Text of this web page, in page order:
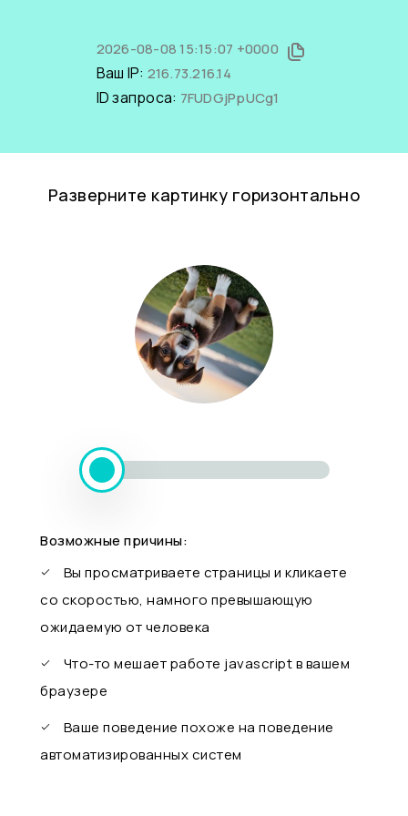
2026-08-08 15:15:07 +0000
Ваш IP: 216.73.216.14
ID запроса: 7FUDGjPpUCg1
Разверните картинку горизонтально
Возможные причины:
Вы просматриваете страницы и кликаете
со скоростью, намного превышающую
ожидаемую от человека
Что-то мешает работе javascript в вашем
браузере
Ваше поведение похоже на поведение
автоматизированных систем